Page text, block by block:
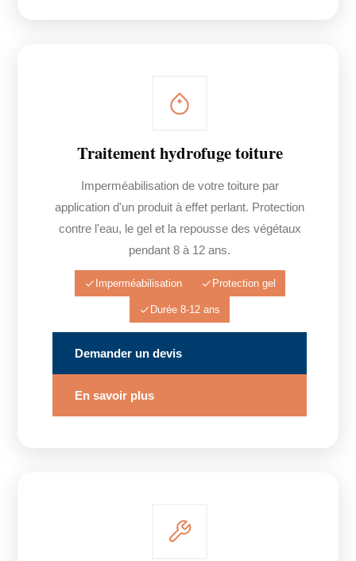
Traitement hydrofuge toiture
Imperméabilisation de votre toiture par
application d'un produit à effet perlant. Protection
contre l'eau, le gel et la repousse des végétaux
pendant 8 à 12 ans.
Imperméabilisation Protection gel
Durée 8-12 ans
Demander un devis
En savoir plus